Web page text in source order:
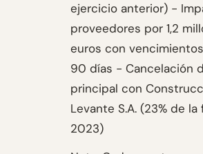
ejercicio anterior) -
proveedores por 1,2
euros con
90 días - Cancelación
principal con
Levante S.A. (23% de
2023)